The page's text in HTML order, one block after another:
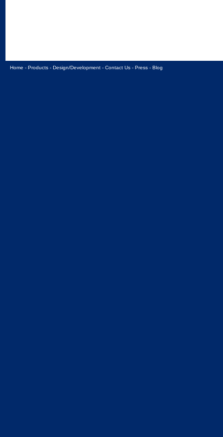
Home - Products - Design/Development - Contact Us - Press - Blog